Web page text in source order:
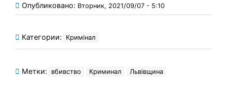
Опубликовано: Вторник, 2021/09/07 - 5:10
Категории: Кримінал
Метки: вбивство Криминал Львівщина